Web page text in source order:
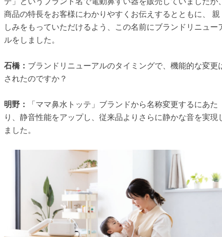
商品の特長をお客様にわかりやすくお伝えするとともに、 親
しみをもっていただけるよう、この名前にブランドリニュー
ルをしました。
石橋： ブランドリニューアルのタイミングで、機能的な変更
されたのですか？
明野：
「ママ鼻水トッテ」ブランドから名称変更するにあた
り、静音性能をアップし、従来品よりさらに静かな音を実現
ました。